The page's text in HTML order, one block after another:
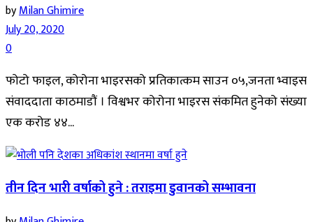
byMilan Ghimire
July 20, 2020
0
फोटो फाइल, कोरोना भाइरसको प्रतिकात्कम साउन ०५,जनता भ्वाइस
संवाददाता काठमाडौं । विश्वभर कोरोना भाइरस संकमित हुनेको संख्या
एक करोड ४४...
तीन दिन भारी वर्षाको हुने : तराइमा डुवानको सम्भावना